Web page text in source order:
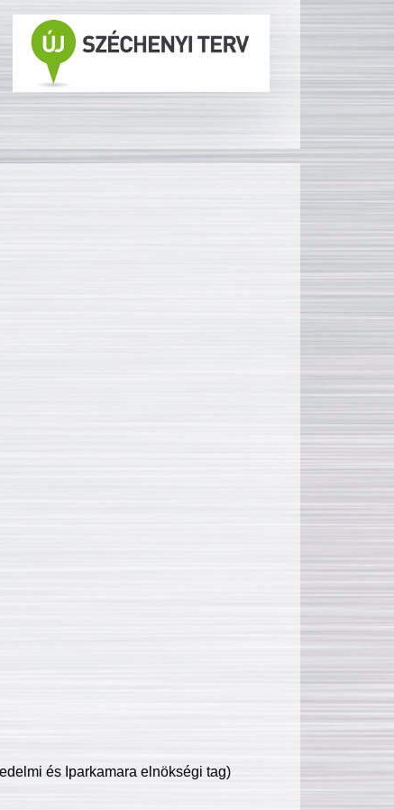
és Iparkamara elnökségi tag)